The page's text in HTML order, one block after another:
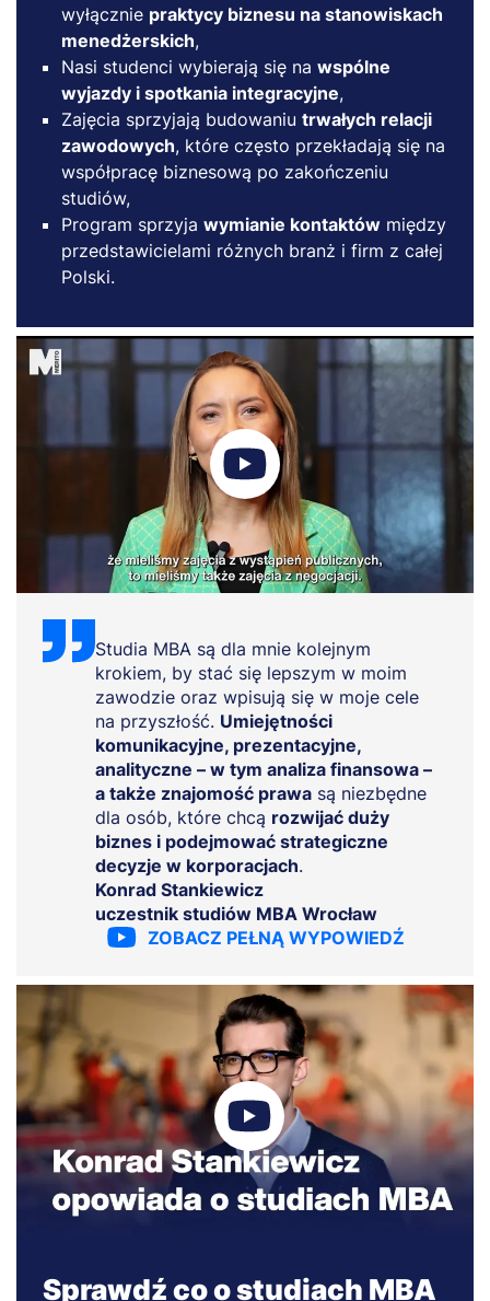
wyłącznie praktycy biznesu na stanowiskach
menedżerskich,
Nasi studenci wybierają się na wspólne
wyjazdy i spotkania integracyjne,
Zajęcia sprzyjają budowaniu trwałych relacji
zawodowych, które często przekładają się na
współpracę biznesową po zakończeniu
studiów,
Program sprzyja wymianie kontaktów między
przedstawicielami różnych branż i firm z całej
Polski.
Studia MBA są dla mnie kolejnym
krokiem, by stać się lepszym w moim
zawodzie oraz wpisują się w moje cele
na przyszłość. Umiejętności
komunikacyjne, prezentacyjne,
analityczne – w tym analiza finansowa –
a także znajomość prawa są niezbędne
dla osób, które chcą rozwijać duży
biznes i podejmować strategiczne
decyzje w korporacjach.
Konrad Stankiewicz
uczestnik studiów MBA Wrocław
ZOBACZ PEŁNĄ WYPOWIEDŹ
Sprawdź co o studiach MBA